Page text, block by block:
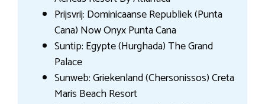
Prijsvrij: Dominicaanse Republiek (Punta
Cana) Now Onyx Punta Cana
Suntip: Egypte (Hurghada) The Grand
Palace
Sunweb: Griekenland (Chersonissos) Creta
Maris Beach Resort